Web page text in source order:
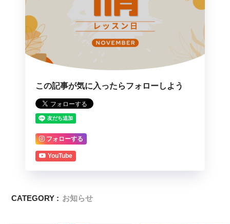
この記事が気に入ったらフォローしよう
フォローする
YouTube
CATEGORY : お知らせ